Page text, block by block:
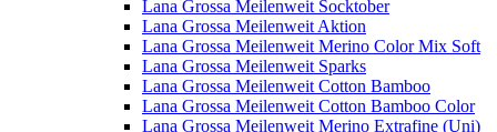
Lana Grossa Meilenweit Socktober
Lana Grossa Meilenweit Aktion
Lana Grossa Meilenweit Merino Color Mix Soft
Lana Grossa Meilenweit Sparks
Lana Grossa Meilenweit Cotton Bamboo
Lana Grossa Meilenweit Cotton Bamboo Color
Lana Grossa Meilenweit Merino Extrafine (Uni)